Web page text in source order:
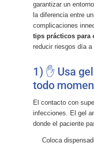
garantizar un
la diferencia entre
complicaciones
tips prácticos para
reducir riesgos día a
1) ✋ Usa
todo
El contacto con
infecciones. El gel
donde el paciente
Coloca